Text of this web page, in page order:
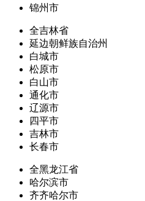
锦州市
全吉林省
延边朝鲜族自治州
白城市
松原市
白山市
通化市
辽源市
四平市
吉林市
长春市
全黑龙江省
哈尔滨市
齐齐哈尔市